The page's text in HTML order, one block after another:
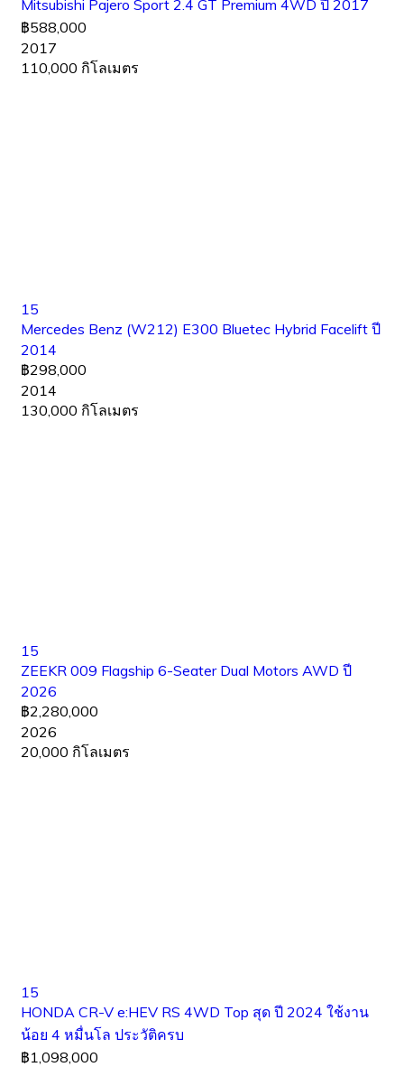
Mitsubishi Pajero Sport 2.4 GT Premium 4WD ปี 2017
฿588,000
2017
110,000 กิโลเมตร
15
Mercedes Benz (W212) E300 Bluetec Hybrid Facelift ปี
2014
฿298,000
2014
130,000 กิโลเมตร
15
ZEEKR 009 Flagship 6-Seater Dual Motors AWD ปี
2026
฿2,280,000
2026
20,000 กิโลเมตร
15
HONDA CR-V e:HEV RS 4WD Top สุด ปี 2024 ใช้งาน
น้อย 4 หมื่นโล ประวัติครบ
฿1,098,000